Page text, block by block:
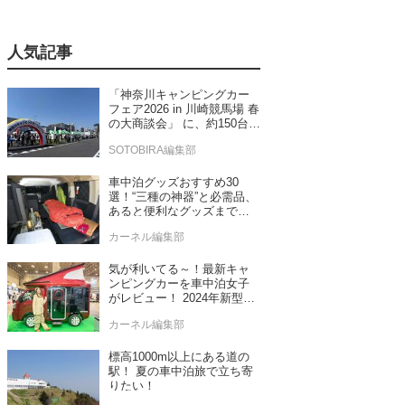
人気記事
「神奈川キャンピングカー
フェア2026 in 川崎競馬場 春
の大商談会」 に、約150台の
SOTOBIRA編集部
車中泊グッズおすすめ30
選！“三種の神器”と必需品、
あると便利なグッズまで車
カーネル編集部
気が利いてる～！最新キャ
ンピングカーを車中泊女子
がレビュー！ 2024年新型モ
カーネル編集部
標高1000m以上にある道の
駅！ 夏の車中泊旅で立ち寄
りたい！